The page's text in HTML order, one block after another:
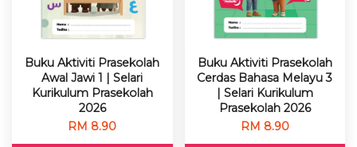
Buku Aktiviti Prasekolah
Awal Jawi 1 | Selari
Kurikulum Prasekolah
2026
RM 8.90
Buku Aktiviti Prasekolah
Cerdas Bahasa Melayu 3
| Selari Kurikulum
Prasekolah 2026
RM 8.90